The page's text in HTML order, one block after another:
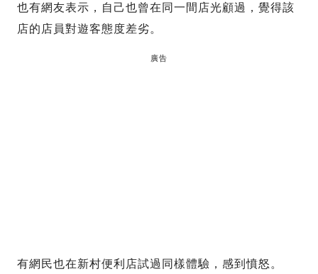
也有網友表示，自己也曾在同一間店光顧過，覺得該
店的店員對遊客態度差劣。
廣告
有網民也在新村便利店試過同樣體驗，感到憤怒。